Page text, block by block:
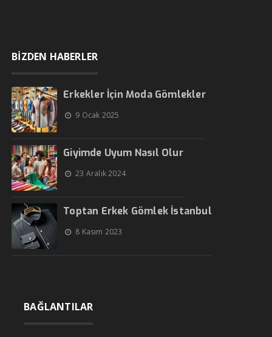
BİZDEN HABERLER
Erkekler İçin Moda Gömlekler
9 Ocak 2025
Giyimde Uyum Nasıl Olur
23 Aralık 2024
Toptan Erkek Gömlek İstanbul
8 Kasım 2023
BAĞLANTILAR